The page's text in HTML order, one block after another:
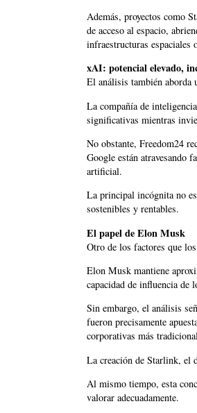
Además, proyectos como
de acceso al espacio,
infraestructuras espaciales
xAI: potencial elevado,
El análisis también aborda
La compañía de
significativas mientras
No obstante, Freedom24
Google están atravesando
artificial.
La principal incógnita no
sostenibles y rentables.
El papel de Elon Musk
Otro de los factores que
Elon Musk mantiene
capacidad de influencia de
Sin embargo, el análisis
fueron precisamente
corporativas más
La creación de Starlink, el
Al mismo tiempo, esta
valorar adecuadamente.